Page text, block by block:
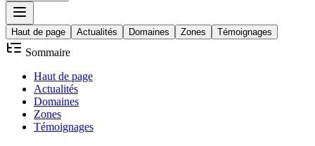
Haut de page Actualités Domaines Zones Témoignages
Sommaire
Haut de page
Actualités
Domaines
Zones
Témoignages